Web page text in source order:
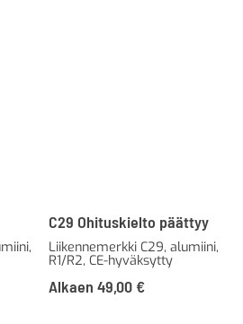
C29 Ohituskielto päättyy
Liikennemerkki C29, alumiini,
R1/R2, CE-hyväksytty
Alkaen 49,00 €